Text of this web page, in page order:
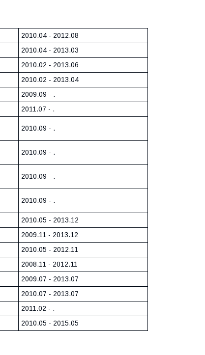
2010.04 - 2012.08
2010.04 - 2013.03
2010.02 - 2013.06
2010.02 - 2013.04
2009.09 - .
2011.07 - .
2010.09 - .
2010.09 - .
2010.09 - .
2010.09 - .
2010.05 - 2013.12
2009.11 - 2013.12
2010.05 - 2012.11
2008.11 - 2012.11
2009.07 - 2013.07
2010.07 - 2013.07
2011.02 - .
2010.05 - 2015.05